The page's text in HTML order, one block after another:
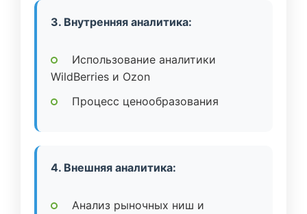
3. Внутренняя аналитика:
Использование аналитики
WildBerries и Ozon
Процесс ценообразования
4. Внешняя аналитика:
Анализ рыночных ниш и